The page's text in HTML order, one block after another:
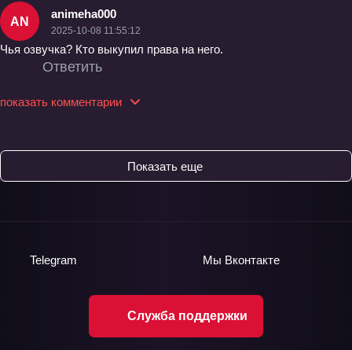
AN
animeha000
2025-10-08 11:55:12
Чья озвучка? Кто выкупил права на него.
Ответить
показать комментарии
Показать еще
Служба поддержки
Telegram Мы Вконтакте